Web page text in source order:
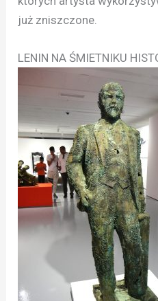
już zniszczone.
LENIN NA ŚMIETNIKU